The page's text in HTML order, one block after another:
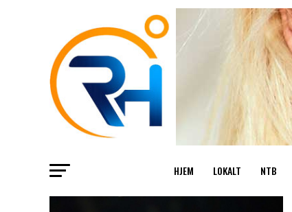
HJEM LOKALT NTB